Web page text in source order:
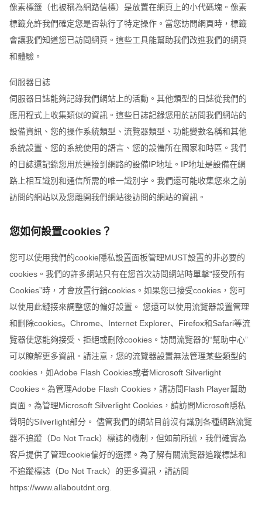
像素標籤（也被稱為網路信標）是放置在網頁上的小代碼塊。像素
標籤允許我們確定您是否執行了特定操作。當您訪問網頁時，標籤
會讓我們知道您已訪問網頁。這些工具能幫助我們改進我們的網頁
和體驗。
伺服器日誌
伺服器日誌能夠記錄我們網站上的活動。其他類型的日誌從我們的
應用程式上收集類似的資訊。這些日誌記錄您用於訪問我們網站的
設備資訊、您的操作系統類型、流覽器類型、功能變數名稱和其他
系統設置、您的系統使用的語言、您的設備所在國家和時區。我們
的日誌還記錄您用於連接到網路的設備IP地址。IP地址是設備在網
路上相互識別和通信所需的唯一識別字。我們還可能收集您來之前
訪問的網站以及您離開我們網站後訪問的網站的資訊。
您如何設置cookies？
您可以使用我們的cookie隱私設置面板管理MUST設置的非必要的
cookies。我們的許多網站只有在您首次訪問網站時單擊“接受所有
Cookies”時，才會放置行銷cookies。如果您已接受cookies，您可
以使用此鏈接來調整您的偏好設置。 您還可以使用流覽器設置管理
和刪除cookies。Chrome、Internet Explorer、Firefox和Safari等流
覽器使您能夠接受、拒絕或刪除cookies。訪問流覽器的“幫助中心”
可以瞭解更多資訊。請注意，您的流覽器設置無法管理某些類型的
cookies，如Adobe Flash Cookies或者Microsoft Silverlight
Cookies。為管理Adobe Flash Cookies，請訪問Flash Player幫助
頁面。為管理Microsoft Silverlight Cookies，請訪問Microsoft隱私
聲明的Silverlight部分。 儘管我們的網站目前沒有識別各種網路流覽
器不追蹤（Do Not Track）標誌的機制，但如前所述，我們確實為
客戶提供了管理cookie偏好的選擇。為了解有關流覽器追蹤標誌和
不追蹤標誌（Do Not Track）的更多資訊，請訪問
https://www.allaboutdnt.org.